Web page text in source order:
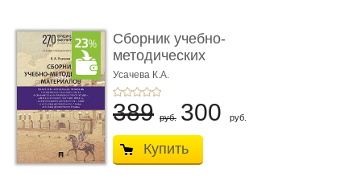
Сборник учебно-
методических
материалов по кур ...
Усачева К.А.
389 руб. 300 руб.
Купить